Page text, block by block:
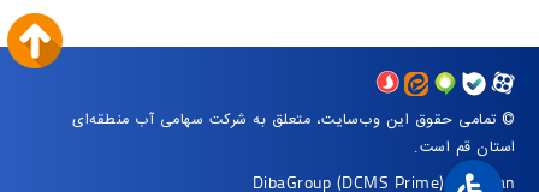
© تمامی حقوق این وب‌سایت، متعلق به شرکت سهامی آب منطقه‌ای
استان قم است.
DibaGroup (DCMS Prime)|Arvan